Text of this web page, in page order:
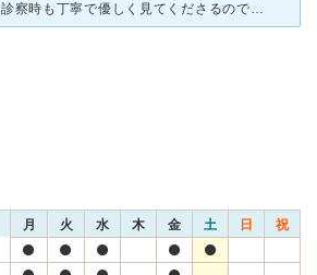
自分の診察時も子供の診察時も丁寧で優しく見てくださるので安心して通えます。 子供の鼻水がひどい時によく診察していただいていますが、吸引時も子供が怖がらないように優しく声掛けしてくださり、スタッフさん
月 火 水 木 金 土 日 祝